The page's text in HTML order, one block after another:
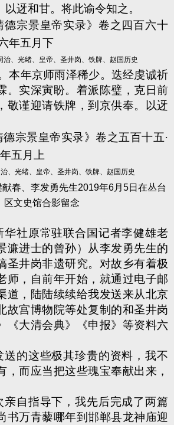
迓和甘。将此谕令知之。
宗景皇帝实录》卷之四百六十
年五月下
本年京师雨泽稀少。迭经虔诚祈
。实深寅盼。着派陈璧，克日前
敬谨迎请铁牌，到京供奉。以迓
宗景皇帝实录》卷之五百十五·
五月上
春、李发勇先生2019年6月5日在丛台
区文史馆合影留念
华社原常驻联合国记者李健雄老
濂进士的曾孙）从李发勇先生的
圣井岗非遗研究。对故乡有着极
师，自前年开始，就通过电子邮
道，陆陆续续给我发送来从北京
故宫博物院等处复制的和圣井岗
《大清会典》《申报》等资料六
送的这些极其珍贵的资料，我不
，而应当把这些瑰宝奉献出来，
亲自指导下，我先后完成了两篇
书万青藜哪年到邯郸县龙神庙迎